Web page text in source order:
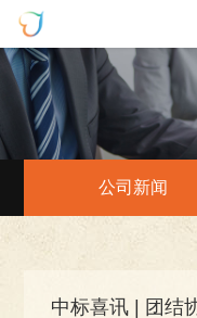
公司新闻
中标喜讯 | 团结